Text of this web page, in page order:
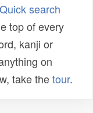
Quick search
top of every
kanji or
on
take thetour.